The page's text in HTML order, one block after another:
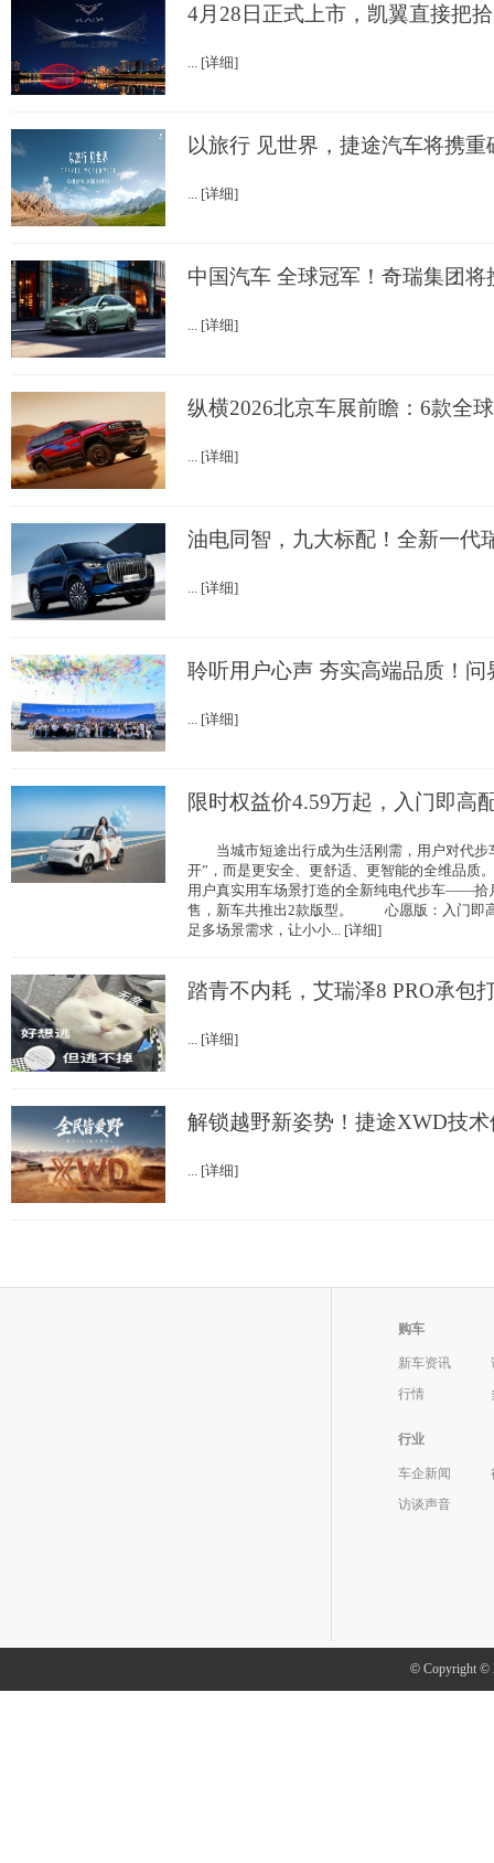
4月28日正式上市，凯翼直接把
... [详细]
以旅行 见世界，捷途汽车将携重
... [详细]
中国汽车 全球冠军！奇瑞集团将
... [详细]
纵横2026北京车展前瞻：6款全
... [详细]
油电同智，九大标配！全新一代
... [详细]
聆听用户心声 夯实高端品质！问
... [详细]
限时权益价4.59万起，入门即高
当城市短途出行成为生活刚需，用户对代步
开”，而是更安全、更舒适、更智能的全维品质
用户真实用车场景打造的全新纯电代步车——拾
售，新车共推出2款版型。 心愿版：入门即
足多场景需求，让小小... [详细]
踏青不内耗，艾瑞泽8 PRO承包
... [详细]
解锁越野新姿势！捷途XWD技
... [详细]
购车
新车资讯
行情
行业
车企新闻
访谈声音
©Copyright ©